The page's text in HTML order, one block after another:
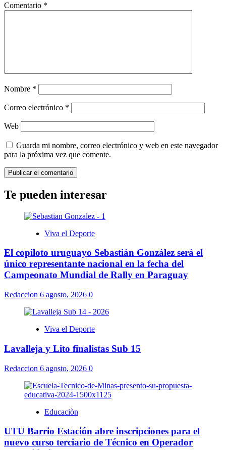
Comentario *
Nombre *
Correo electrónico *
Web
Guarda mi nombre, correo electrónico y web en este navegador
para la próxima vez que comente.
Te pueden interesar
Viva el Deporte
El copiloto uruguayo Sebastián González será el
único representante nacional en la fecha del
Campeonato Mundial de Rally en Paraguay
Redaccion 6 agosto, 2026 0
Viva el Deporte
Lavalleja y Lito finalistas Sub 15
Redaccion 6 agosto, 2026 0
Educaciòn
UTU Barrio Estación abre inscripciones para el
nuevo curso terciario de Técnico en Operador